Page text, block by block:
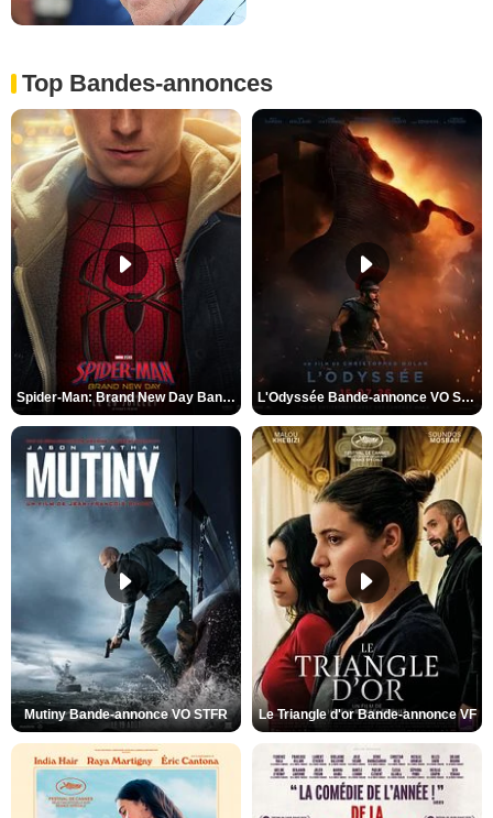
Top Bandes-annonces
Spider-Man: Brand New Day Bande-annonce VO STFR L'Odyssée Bande-annonce VO STFR
Mutiny Bande-annonce VO STFR Le Triangle d'or Bande-annonce VF